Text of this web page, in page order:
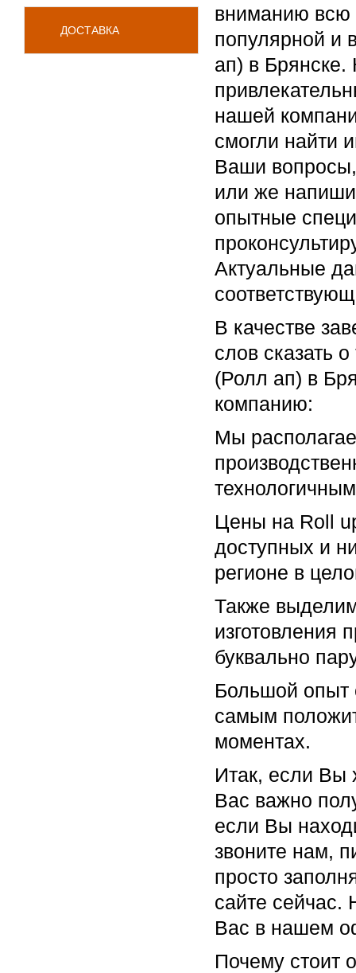
ДОСТАВКА
вниманию всю
популярной и
ап) в Брянске.
нашей
смогли найти
Ваши
или же
опытные
Актуальные
В качестве
слов сказать
(Ролл ап) в
компанию:
Мы
Цены на Roll
доступных и
регионе в
Также
изготовления
буквально
Большой опыт
самым
моментах.
Итак, если Вы
Вас важно
если Вы
звоните нам,
просто
сайте сейчас.
Вас в нашем
Почему стоит